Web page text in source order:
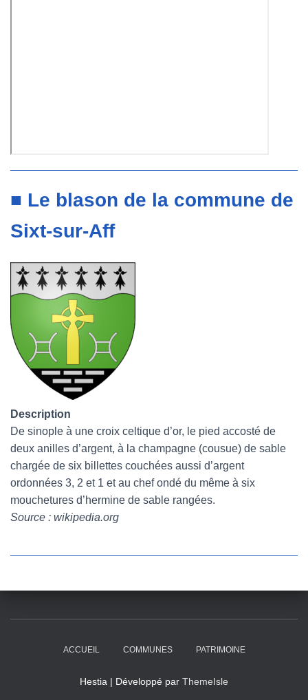
■ Le blason de la commune de
Sixt-sur-Aff
Description
De sinople à une croix celtique d’or, le pied accosté de
deux anilles d’argent, à la champagne (cousue) de sable
chargée de six billettes couchées aussi d’argent
ordonnées 3, 2 et 1 et au chef ondé du même à six
mouchetures d’hermine de sable rangées.
Source : wikipedia.org
ACCUEIL COMMUNES PATRIMOINE
Hestia | Développé par ThemeIsle